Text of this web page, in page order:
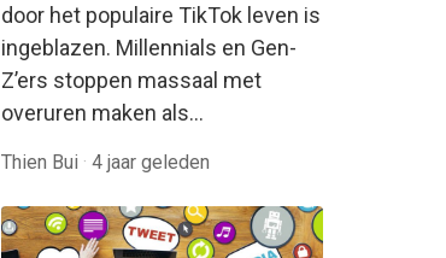
door het populaire TikTok leven is
ingeblazen. Millennials en Gen-
Z’ers stoppen massaal met
overuren maken als…
Thien Bui · 4 jaar geleden